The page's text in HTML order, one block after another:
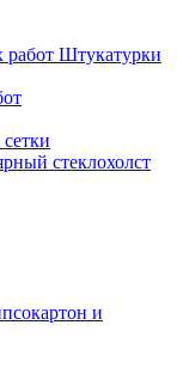
Штукатурки
стеклохолст
и